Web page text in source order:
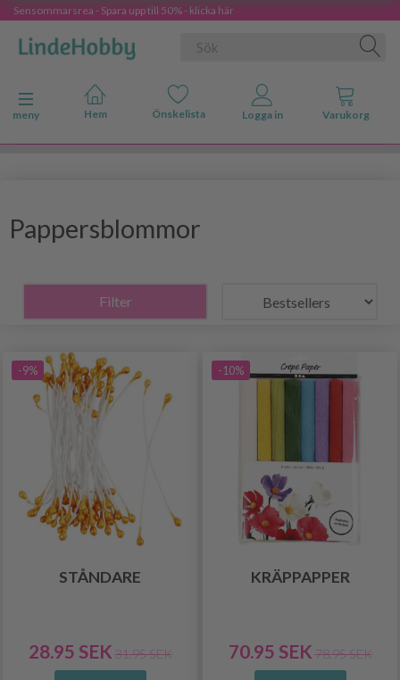
Sensommarsrea - Spara upp till 50% - klicka här
Ändra navigering
meny
Pappersblommor
Filter
-9%
STÅNDARE
28.95 SEK 31.95 SEK
-10%
KRÄPPAPPER
70.95 SEK 78.95 SEK